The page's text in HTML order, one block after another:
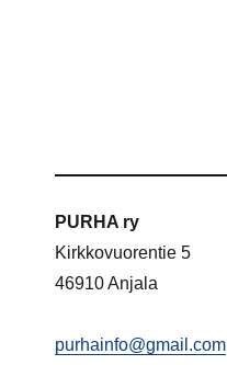
PURHA ry
Kirkkovuorentie 5
46910 Anjala
purhainfo@gmail.com